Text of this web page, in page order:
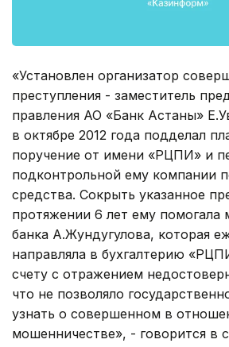
«Установлен организатор
преступления - заместитель
правления АО «Банк Астаны»
в октябре 2012 года подделал
поручение от имени «РЦПИ» и
подконтрольной ему компании
средства. Сокрыть указанное
протяжении 6 лет ему помогала
банка А.Жундугулова, которая
направляла в бухгалтерию
счету с отражением
что не позволяло
узнать о совершенном в
мошенничестве», - говорится в